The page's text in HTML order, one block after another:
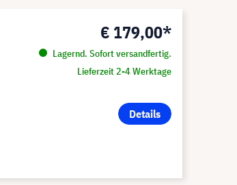
€ 179,00*
Lagernd. Sofort versandfertig.
Lieferzeit 2-4 Werktage
Details